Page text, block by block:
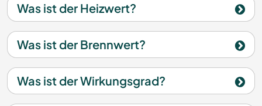
Was ist der Heizwert?
Was ist der Brennwert?
Was ist der Wirkungsgrad?